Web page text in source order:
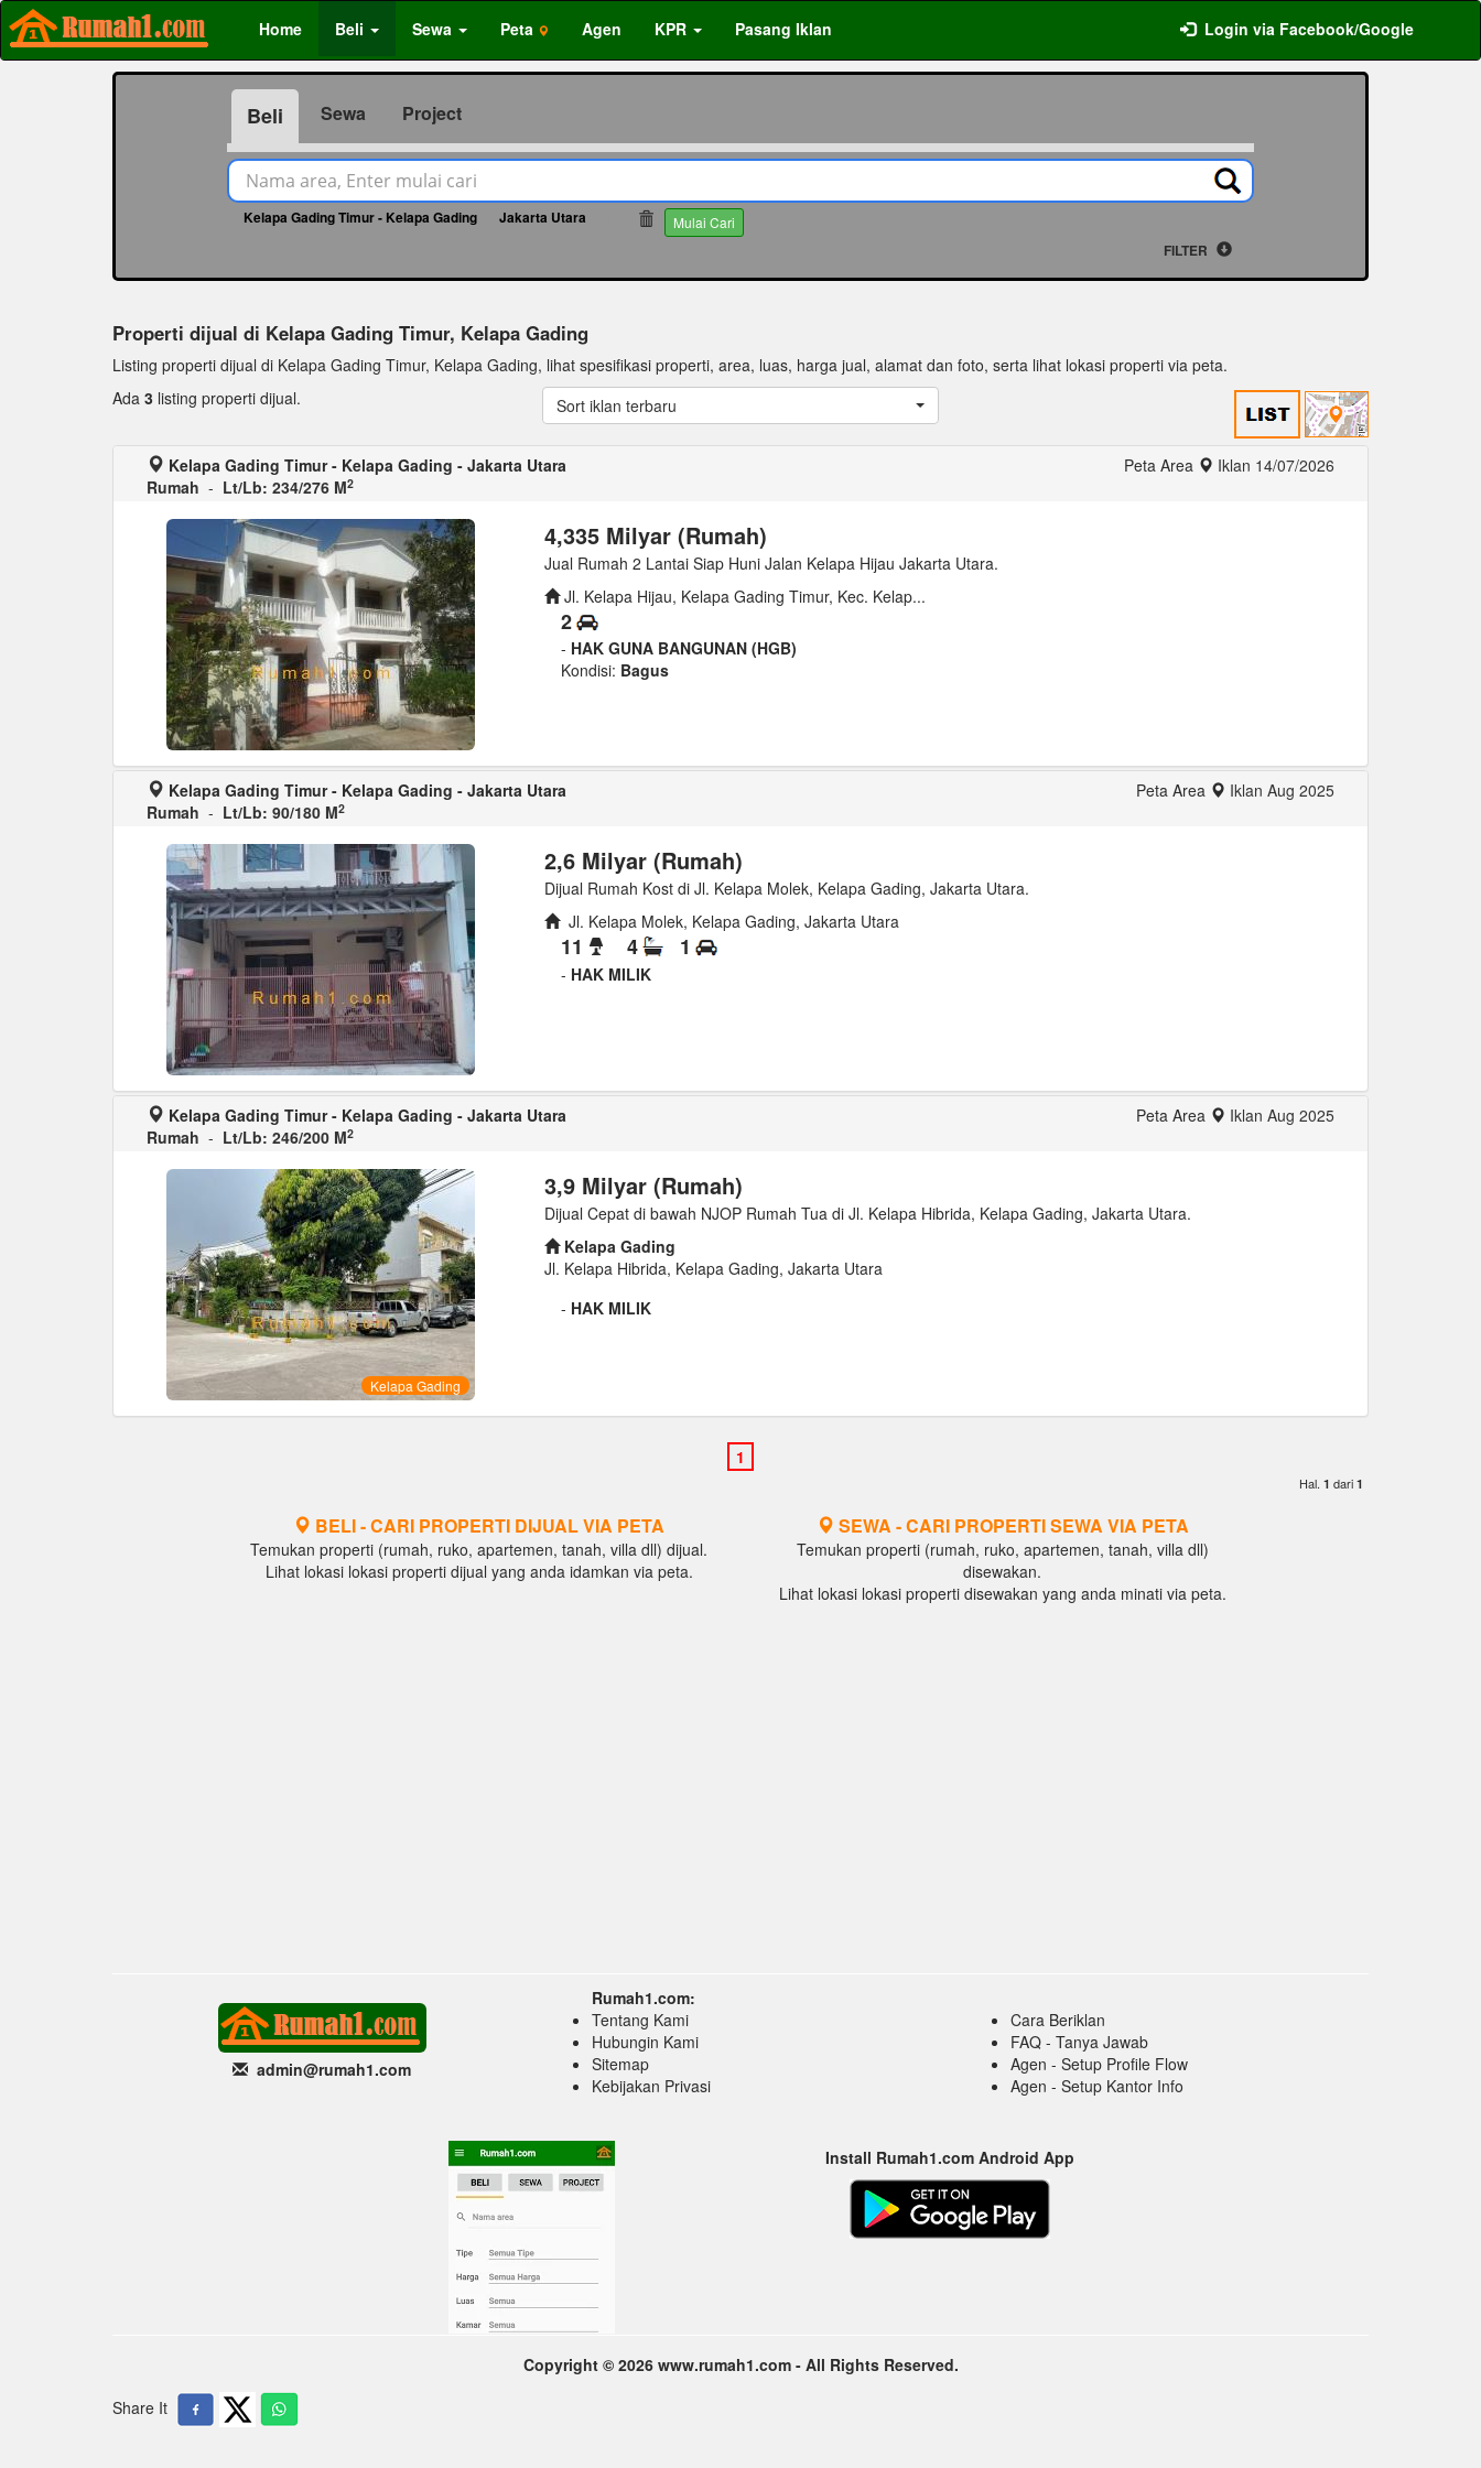
Home Beli Sewa Peta Agen KPR Pasang Iklan Login via Facebook/Google
Beli Sewa Project
Kelapa Gading Timur - Kelapa Gading Jakarta Utara Mulai Cari
FILTER
Properti dijual di Kelapa Gading Timur, Kelapa Gading
Listing properti dijual di Kelapa Gading Timur, Kelapa Gading, lihat spesifikasi properti, area, luas, harga jual, alamat dan foto, serta lihat lokasi properti via peta.
Ada 3 listing properti dijual. Sort iklan terbaru
Kelapa Gading Timur - Kelapa Gading - Jakarta Utara
Rumah - Lt/Lb: 234/276 M2
Peta Area Iklan 14/07/2026
4,335 Milyar (Rumah)
Jual Rumah 2 Lantai Siap Huni Jalan Kelapa Hijau Jakarta Utara.
Jl. Kelapa Hijau, Kelapa Gading Timur, Kec. Kelap...
2
- HAK GUNA BANGUNAN (HGB)
Kondisi: Bagus
Kelapa Gading Timur - Kelapa Gading - Jakarta Utara
Rumah - Lt/Lb: 90/180 M2
Peta Area Iklan Aug 2025
2,6 Milyar (Rumah)
Dijual Rumah Kost di Jl. Kelapa Molek, Kelapa Gading, Jakarta Utara.
Jl. Kelapa Molek, Kelapa Gading, Jakarta Utara
11 4 1
- HAK MILIK
Kelapa Gading Timur - Kelapa Gading - Jakarta Utara
Rumah - Lt/Lb: 246/200 M2
Peta Area Iklan Aug 2025
Kelapa Gading
3,9 Milyar (Rumah)
Dijual Cepat di bawah NJOP Rumah Tua di Jl. Kelapa Hibrida, Kelapa Gading, Jakarta Utara.
Kelapa Gading
Jl. Kelapa Hibrida, Kelapa Gading, Jakarta Utara
- HAK MILIK
Hal. 1 dari 1
BELI - CARI PROPERTI DIJUAL VIA PETA
Temukan properti (rumah, ruko, apartemen, tanah, villa dll) dijual.
Lihat lokasi lokasi properti dijual yang anda idamkan via peta.
SEWA - CARI PROPERTI SEWA VIA PETA
Temukan properti (rumah, ruko, apartemen, tanah, villa dll)
disewakan.
Lihat lokasi lokasi properti disewakan yang anda minati via peta.
admin@rumah1.com
Rumah1.com:
Tentang Kami
Hubungin Kami
Sitemap
Kebijakan Privasi
Cara Beriklan
FAQ - Tanya Jawab
Agen - Setup Profile Flow
Agen - Setup Kantor Info
Install Rumah1.com Android App
Copyright © 2026 www.rumah1.com - All Rights Reserved.
Share It